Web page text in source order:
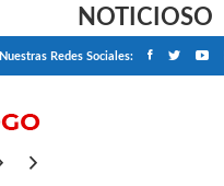
NOTICIOSO
Nuestras Redes Sociales: